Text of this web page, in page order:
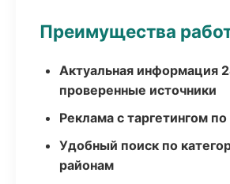
Преимущества
Актуальная информация
проверенные источники
Реклама с таргетингом
Удобный поиск по
районам